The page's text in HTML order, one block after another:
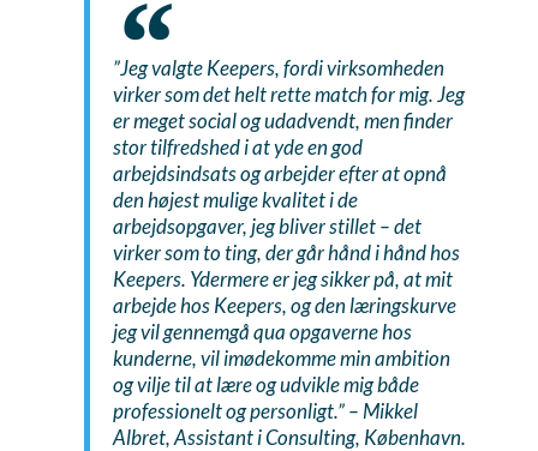
”Jeg valgte Keepers, fordi virksomheden
virker som det helt rette match for mig. Jeg
er meget social og udadvendt, men finder
stor tilfredshed i at yde en god
arbejdsindsats og arbejder efter at opnå
den højest mulige kvalitet i de
arbejdsopgaver, jeg bliver stillet – det
virker som to ting, der går hånd i hånd hos
Keepers. Ydermere er jeg sikker på, at mit
arbejde hos Keepers, og den læringskurve
jeg vil gennemgå qua opgaverne hos
kunderne, vil imødekomme min ambition
og vilje til at lære og udvikle mig både
professionelt og personligt.” – Mikkel
Albret, Assistant i Consulting, København.